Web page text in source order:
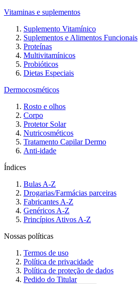
Vitaminas e suplementos
Suplemento Vitamínico
Suplementos e Alimentos Funcionais
Proteínas
Multivitamínicos
Probióticos
Dietas Especiais
Dermocosméticos
Rosto e olhos
Corpo
Protetor Solar
Nutricosméticos
Tratamento Capilar Dermo
Anti-idade
Índices
Bulas A-Z
Drogarias/Farmácias parceiras
Fabricantes A-Z
Genéricos A-Z
Princípios Ativos A-Z
Nossas políticas
Termos de uso
Política de privacidade
Política de proteção de dados
Pedido do Titular